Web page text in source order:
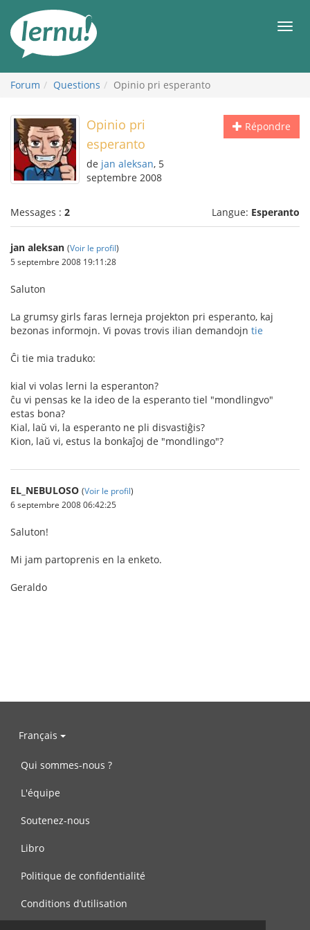
contenu
Forum Questions Opinio pri esperanto
Répondre
Opinio pri
esperanto
de jan aleksan, 5
septembre 2008
Messages : 2 Langue: Esperanto
jan aleksan (Voir le profil)
5 septembre 2008 19:11:28
Saluton
La grumsy girls faras lerneja projekton pri esperanto, kaj
bezonas informojn. Vi povas trovis ilian demandojn tie
Ĉi tie mia traduko:
kial vi volas lerni la esperanton?
ĉu vi pensas ke la ideo de la esperanto tiel "mondlingvo"
estas bona?
Kial, laŭ vi, la esperanto ne pli disvastiĝis?
Kion, laŭ vi, estus la bonkaĵoj de "mondlingo"?
EL_NEBULOSO (Voir le profil)
6 septembre 2008 06:42:25
Saluton!
Mi jam partoprenis en la enketo.
Geraldo
Français
Qui sommes-nous ?
L'équipe
Soutenez-nous
Libro
Politique de confidentialité
Conditions d’utilisation